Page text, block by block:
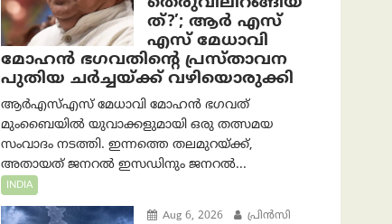
ത്?’; ആര്‍ എസ്
എസ് മേധാവി
മോഹൻ ഭഗവതിന്റെ പ്രസ്താവന
പുതിയ ചര്‍ച്ചയ്ക്ക് വഴിയൊരുക്കി
ആർ‌എസ്‌എസ് മേധാവി മോഹൻ ഭഗവത്
മുംബൈയിൽ യുവാക്കളുമായി ഒരു തത്സമയ
സംവാദം നടത്തി. ഇന്നത്തെ തലമുറയ്ക്ക്,
അതായത് ജനറൽ ഇസഡിനും ജനറൽ...
INDIA
Aug 6, 2026
പ്രിന്‍സി